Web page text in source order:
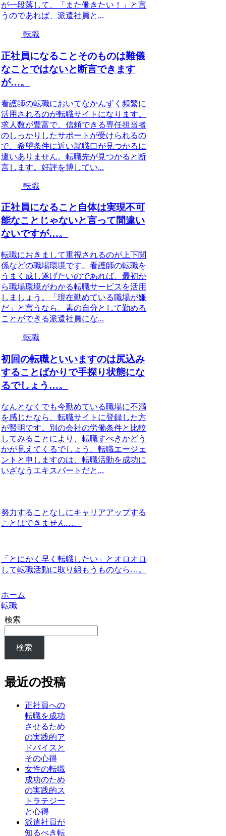
が一段落して、「また働きたい！」と言
うのであれば、派遣社員と...
転職
正社員になることそのものは難儀
なことではないと断言できます
が…。
看護師の転職においてなかんずく頻繁に
活用されるのが転職サイトになります。
求人数が豊富で、信頼できる専任担当者
のしっかりしたサポートが受けられるの
で、希望条件に近い就職口が見つかるに
違いありません。転職先が見つかると断
言します。好評を博してい...
転職
正社員になること自体は実現不可
能なことじゃないと言って間違い
ないですが…。
転職におきまして重視されるのが上下関
係などの職場環境です。看護師の転職を
うまく成し遂げたいのであれば、最初か
ら職場環境がわかる転職サービスを活用
しましょう。「現在勤めている職場が嫌
だ」と言うなら、素の自分として勤める
ことができる派遣社員にな...
転職
初回の転職といいますのは尻込み
することばかりで手探り状態にな
るでしょう…。
なんとなくでも今勤めている職場に不満
を感じたなら、転職サイトに登録した方
が賢明です。別の会社の労働条件と比較
してみることにより、転職すべきかどう
かが見えてくるでしょう。転職エージェ
ントと申しますのは、転職活動を成功に
いざなうエキスパートだと...
努力することなしにキャリアアップする
ことはできません…。
「とにかく早く転職したい」とオロオロ
して転職活動に取り組もうものなら…。
ホーム
転職
検索
検索
最近の投稿
正社員への
転職を成功
させるため
の実践的ア
ドバイスと
その心得
女性の転職
成功のため
の実践的ス
トラテジー
と心得
派遣社員が
知るべき転